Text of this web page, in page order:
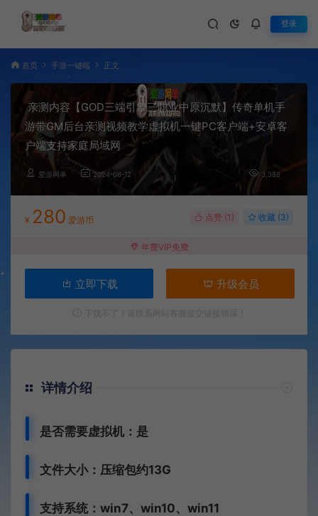
登录
首页 手游一键端 正文
亲测内容【GOD三端引擎三职业中原沉默】传奇单机手
游带GM后台亲测视频教学虚拟机一键PC客户端+安卓客
户端支持家庭局域网
爱游网单 2024-06-12 3,388
¥ 280 爱游币 点赞 (1 ) 收藏 (3)
年费VIP免费
立即下载 升级会员
详情介绍
是否需要虚拟机：是
文件大小：压缩包约13G
支持系统：win7、win10、win11